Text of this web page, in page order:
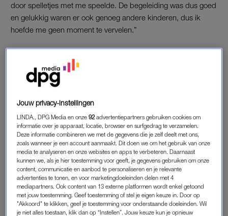
door spelletjes met me speelde. De begeleiding was dus goed
en gelukkig waren er ook genoeg andere kinderen, dus ik
hoefde me geen moment te vervelen.”
Hoe kwam je erbij om auditie te doen?
“Nou, mijn oma had me opgegeven voor reclamespotjes op tv,
want ik zag dat kinderen in reclames hele leuke dingen
mochten doen. Ik dacht: ‘Hé, dat wil ik ook. toen belden de
producers van de film en vroegen of ik auditie wilde doen en
ja, toen werd ik het. Ik had totaal geen idee wat me stond te
wachten. Gelukkig werd er thuis ook geen ding van gemaakt.
Mijn vader maakte er af en toe een grapje over, maar daar
bleef het bij. Als ik geen zin had om mijn kamer op te ruimen,
zei-ie: ‘Je krijgt nu toch geen sterallures hè?’.”
Kan je je de eerste dag van de opnames nog herinneren?
“Ik kan me vooral het mooie decor herinneren. Het was een
groot, nagebouwd kasteel; een meisjesdroom.Flodderwerd in
Jouw privacy-instellingen
LINDA., DPG Media en onze92 advertentiepartners gebruiken cookies om
informatie over je apparaat, locatie, browser en surfgedrag te verzamelen.
Deze informatie combineren we met de gegevens die je zelf deelt met ons,
zoals wanneer je een account aanmaakt. Dit doen we om het gebruik van onze
media te analyseren en onze websites en apps te verbeteren. Daarnaast
kunnen we, als je hier toestemming voor geeft, je gegevens gebruiken om onze
content, communicatie en aanbod te personaliseren en je relevante
advertenties te tonen, en voor marketingdoeleinden delen met 4
mediapartners. Ook content van 13 externe platformen wordt enkel getoond
met jouw toestemming. Geef toestemming of stel je eigen keuze in. Door op
"Akkoord" te klikken, geef je toestemming voor onderstaande doeleinden. Wil
je niet alles toestaan, klik dan op “Instellen”. Jouw keuze kun je opnieuw